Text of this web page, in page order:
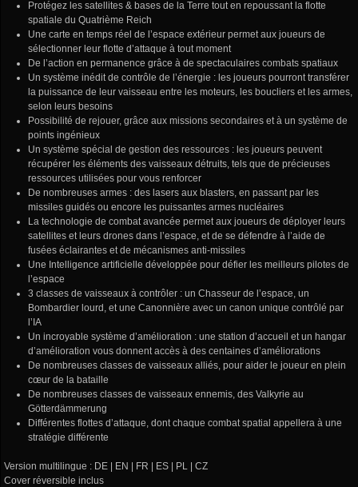
Protégez les satellites & bases de la Terre tout en repoussant la flotte
spatiale du Quatrième Reich
Une carte en temps réel de l’espace extérieur permet aux joueurs de
sélectionner leur flotte d’attaque à tout moment
De l’action en permanence grâce à de spectaculaires combats spatiaux
Un système inédit de contrôle de l’énergie : les joueurs pourront transférer
la puissance de leur vaisseau entre les moteurs, les boucliers et les armes,
selon leurs besoins
Possibilité de rejouer, grâce aux missions secondaires et à un système de
points ingénieux
Un système spécial de gestion des ressources : les joueurs peuvent
récupérer les éléments des vaisseaux détruits, tels que de précieuses
ressources utilisées pour vous renforcer
De nombreuses armes : des lasers aux blasters, en passant par les
missiles guidés ou encore les puissantes armes nucléaires
La technologie de combat avancée permet aux joueurs de déployer leurs
satellites et leurs drones dans l’espace, et de se défendre à l’aide de
fusées éclairantes et de mécanismes anti-missiles
Une Intelligence artificielle développée pour défier les meilleurs pilotes de
l’espace
3 classes de vaisseaux à contrôler : un Chasseur de l’espace, un
Bombardier lourd, et une Canonnière avec un canon unique contrôlé par
l’IA
Un incroyable système d’amélioration : une station d’accueil et un hangar
d’amélioration vous donnent accès à des centaines d’améliorations
De nombreuses classes de vaisseaux alliés, pour aider le joueur en plein
cœur de la bataille
De nombreuses classes de vaisseaux ennemis, des Valkyrie au
Götterdämmerung
Différentes flottes d’attaque, dont chaque combat spatial appellera à une
stratégie différente
Version multilingue : DE | EN | FR | ES | PL | CZ
Cover réversible inclus